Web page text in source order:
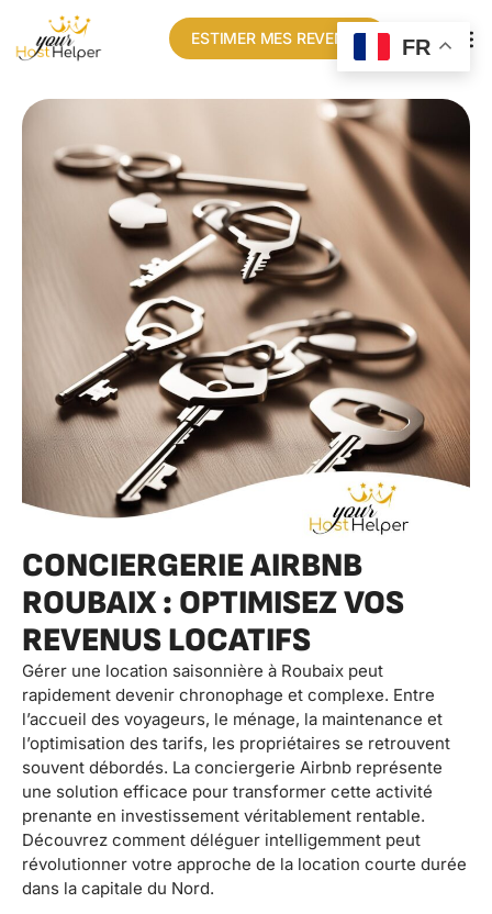
ESTIMER MES REVENUS
CONCIERGERIE AIRBNB
ROUBAIX : OPTIMISEZ VOS
REVENUS LOCATIFS
Gérer une location saisonnière à Roubaix peut
rapidement devenir chronophage et complexe. Entre
l’accueil des voyageurs, le ménage, la maintenance et
l’optimisation des tarifs, les propriétaires se retrouvent
souvent débordés. La conciergerie Airbnb représente
une solution efficace pour transformer cette activité
prenante en investissement véritablement rentable.
Découvrez comment déléguer intelligemment peut
révolutionner votre approche de la location courte durée
dans la capitale du Nord.
FR